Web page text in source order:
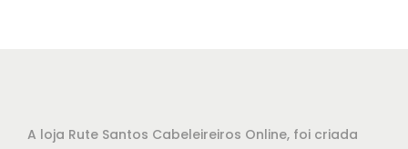
A loja Rute Santos Cabeleireiros Online, foi criada